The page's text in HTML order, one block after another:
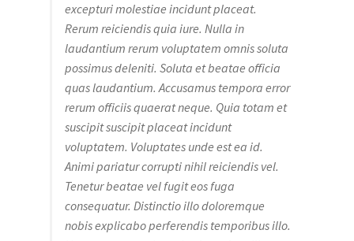
excepturi molestiae incidunt placeat.
Rerum reiciendis quia iure. Nulla in
laudantium rerum voluptatem omnis soluta
possimus deleniti. Soluta et beatae officia
quas laudantium. Accusamus tempora error
rerum officiis quaerat neque. Quia totam et
suscipit suscipit placeat incidunt
voluptatem. Voluptates unde est ea id.
Animi pariatur corrupti nihil reiciendis vel.
Tenetur beatae vel fugit eos fuga
consequatur. Distinctio illo doloremque
nobis explicabo perferendis temporibus illo.